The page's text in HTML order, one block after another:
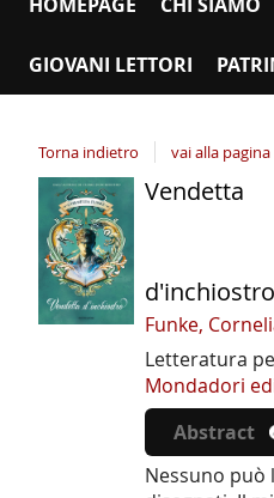
GIOVANI LETTORI
Torna indietro vai alla
Dettaglio
del
documento
Vendetta
d'inchiostro
Funke,
Letteratura
Mondadori
Abstract
Nessuno può